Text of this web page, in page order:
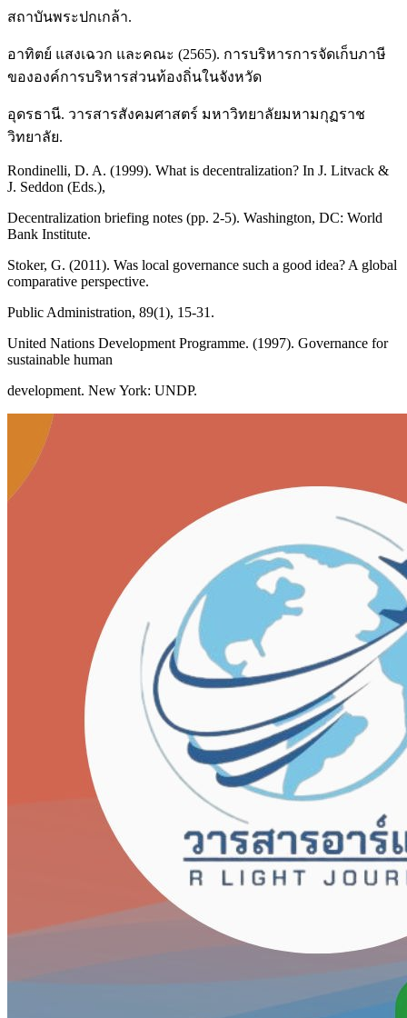
สถาบันพระปกเกล้า.
อาทิตย์ แสงเฉวก และคณะ (2565). การบริหารการจัดเก็บภาษี
ขององค์การบริหารส่วนท้องถิ่นในจังหวัด
อุดรธานี. วารสารสังคมศาสตร์ มหาวิทยาลัยมหามกุฏราช
วิทยาลัย.
Rondinelli, D. A. (1999). What is decentralization? In J. Litvack &
J. Seddon (Eds.),
Decentralization briefing notes (pp. 2-5). Washington, DC: World
Bank Institute.
Stoker, G. (2011). Was local governance such a good idea? A global
comparative perspective.
Public Administration, 89(1), 15-31.
United Nations Development Programme. (1997). Governance for
sustainable human
development. New York: UNDP.